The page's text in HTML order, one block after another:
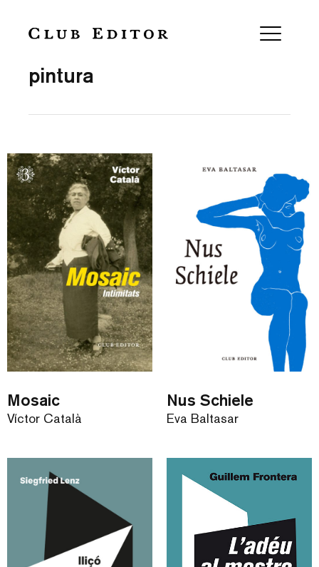
pintura
Mosaic
Víctor Català
Nus Schiele
Eva Baltasar